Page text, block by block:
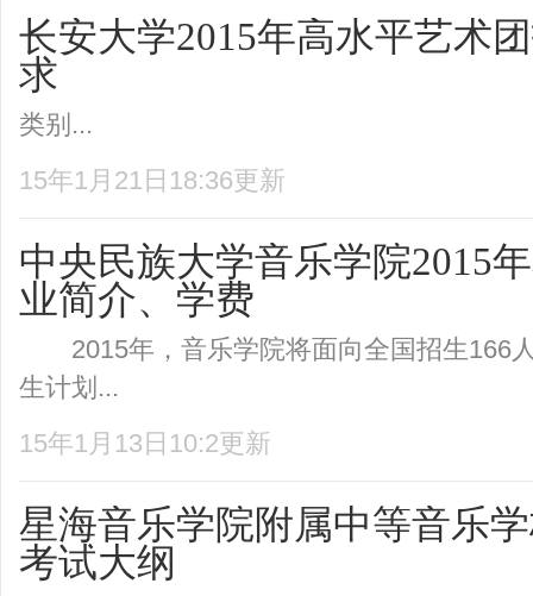
长安大学2015年高水平艺术
求
类别...
15年1月21日18:36更新
中央民族大学音乐学院2015
业简介、学费
2015年，音乐学院将面向全国招生
生计划...
15年1月13日10:2更新
星海音乐学院附属中等音乐
考试大纲